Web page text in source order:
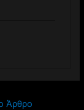
Άρθρο